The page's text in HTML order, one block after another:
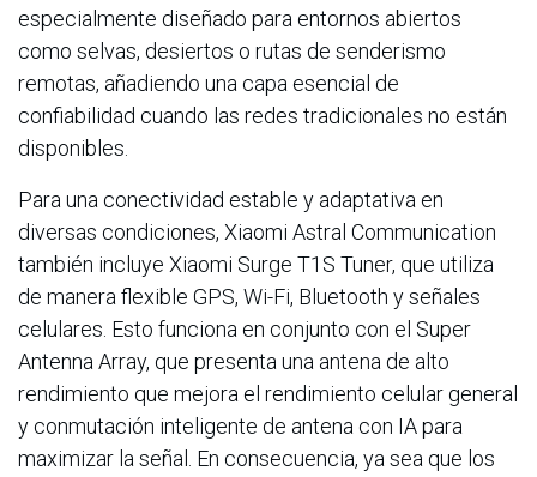
especialmente diseñado para entornos abiertos
como selvas, desiertos o rutas de senderismo
remotas, añadiendo una capa esencial de
confiabilidad cuando las redes tradicionales no están
disponibles.
Para una conectividad estable y adaptativa en
diversas condiciones, Xiaomi Astral Communication
también incluye Xiaomi Surge T1S Tuner, que utiliza
de manera flexible GPS, Wi-Fi, Bluetooth y señales
celulares. Esto funciona en conjunto con el Super
Antenna Array, que presenta una antena de alto
rendimiento que mejora el rendimiento celular general
y conmutación inteligente de antena con IA para
maximizar la señal. En consecuencia, ya sea que los